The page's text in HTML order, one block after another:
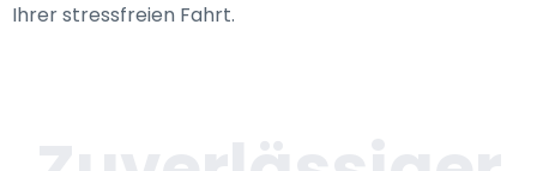
Ihrer stressfreien Fahrt.